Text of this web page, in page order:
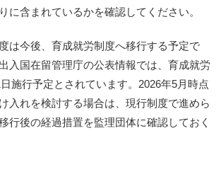
に含まれているかを確認してください。
は今後、育成就労制度へ移行する予定で
入国在留管理庁の公表情報では、育成就労
施行予定とされています。2026年5月時点
入れを検討する場合は、現行制度で進めら
行後の経過措置を監理団体に確認しておく